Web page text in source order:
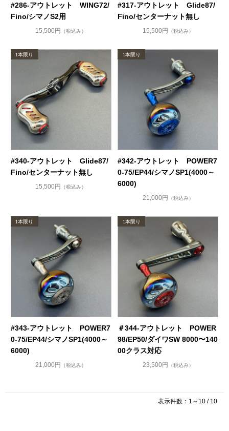
#286-アウトレット WING72/
Fino/シマノS2用
15,500円 （税込み）
#317-アウトレット Glide87/
Fino/センターナット無し
15,500円 （税込み）
#340-アウトレット Glide87/
Fino/センターナット無し
15,500円 （税込み）
#342-アウトレット POWER7
0-75/EP44/シマノSP1(4000～
6000)
21,000円 （税込み）
#343-アウトレット POWER7
0-75/EP44/シマノSP1(4000～
6000)
21,000円 （税込み）
＃344-アウトレット POWER
98/EP50/ダイワSW 8000〜140
00クラス対応
23,500円 （税込み）
表示件数：1～10 / 10